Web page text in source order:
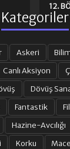
12.
BÖLÜM FINAL
Kategoriler
Askeri
Canlı Aksiyon
Dövüş
Fantastik
Hazine-Avcılığı
Korku